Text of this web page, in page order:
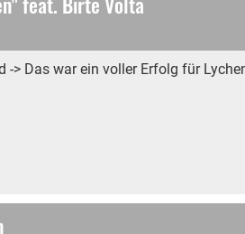
Das war ein voller Erfolg für